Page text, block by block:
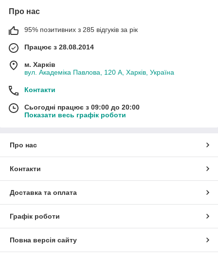
Про нас
95% позитивних з 285 відгуків за рік
Працює з 28.08.2014
м. Харків
вул. Академіка Павлова, 120 А, Харків, Україна
Контакти
Сьогодні працює з 09:00 до 20:00
Показати весь графік роботи
Про нас
Контакти
Доставка та оплата
Графік роботи
Повна версія сайту